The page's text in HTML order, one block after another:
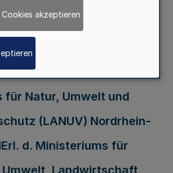
zur
des
des
für Natur, Umwelt und
(LANUV) Nordrhein-
d. Ministeriums für
Landwirtschaft,
akzeptieren